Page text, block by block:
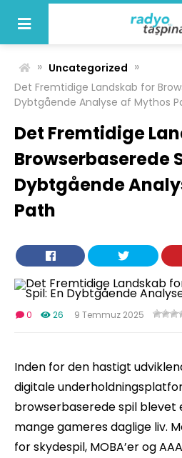
content
» Uncategorized »
Det Fremtidige Landskab for
Dybtgående Analyse af Mythos
Det Fremtidige
Browserbaserede
Dybtgående
Path
0 26 9 Temmuz 2025
Inden for den hastigt
digitale
browserbaserede spil blevet
mange gameres daglige liv.
for skydespil, MOBA’er og